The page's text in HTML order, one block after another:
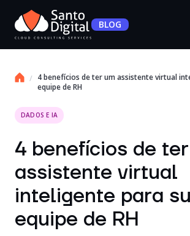
BLOG
4 benefícios de ter um assistente virtual
equipe de RH
DADOS E IA
4 benefícios de
assistente virtual
inteligente para
equipe de RH